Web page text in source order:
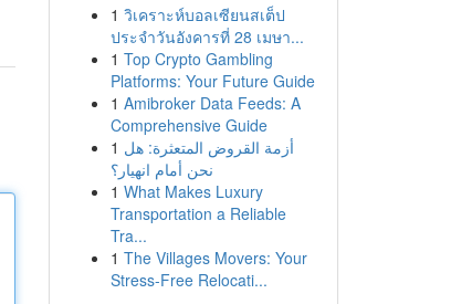
1 วิเคราะห์บอลเซียนสเต็ป
ประจำวันอังคารที่ 28 เมษา...
1 Top Crypto Gambling
Platforms: Your Future Guide
1 Amibroker Data Feeds: A
Comprehensive Guide
1 أزمة القروض المتعثرة: هل
نحن أمام انهيار؟
1 What Makes Luxury
Transportation a Reliable
Tra...
1 The Villages Movers: Your
Stress-Free Relocati...